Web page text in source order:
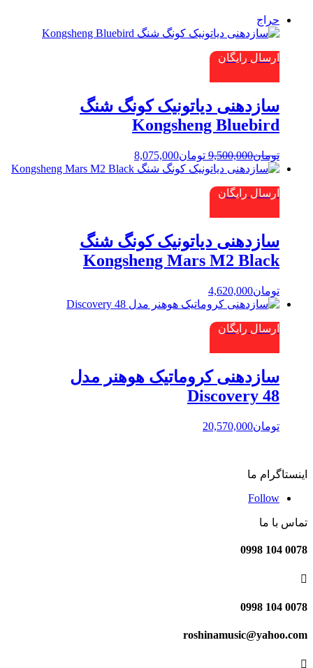
حراج
ارسال رایگان
سازدهنی دیاتونیک کونگ شنگ
Kongsheng Bluebird
تومان9,500,000 قیمت
اصلی:
تومان8,075,000قیمت
فعلی:
ارسال رایگان
سازدهنی دیاتونیک کونگ شنگ
Kongsheng Mars M2 Black
تومان4,620,000
ارسال رایگان
سازدهنی کروماتیک هوهنر مدل
Discovery 48
تومان20,570,000
اینستاگرام ما
Follow
تماس با ما
0078 104 0998

0078 104 0998
roshinamusic@yahoo.com
